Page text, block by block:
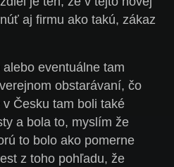
aj firmu ako takú, zákaz
alebo eventuálne tam
obstarávaní, čo
Česku tam boli také
a bola to, myslím že
to bolo ako pomerne
z toho pohľadu, že